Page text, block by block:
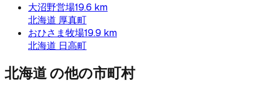
大沼野営場19.6 km
北海道 厚真町
おひさま牧場19.9 km
北海道 日高町
北海道の他の市町村